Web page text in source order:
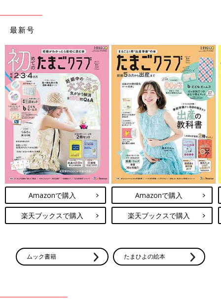
最新号
Amazonで購入
楽天ブックスで購入
Amazonで購入
楽天ブックスで購入
ムック書籍 たまひよの絵本